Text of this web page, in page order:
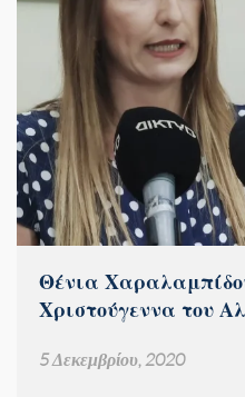
Θένια
Χριστούγεννα του
5 Δεκεμβρίου, 2020